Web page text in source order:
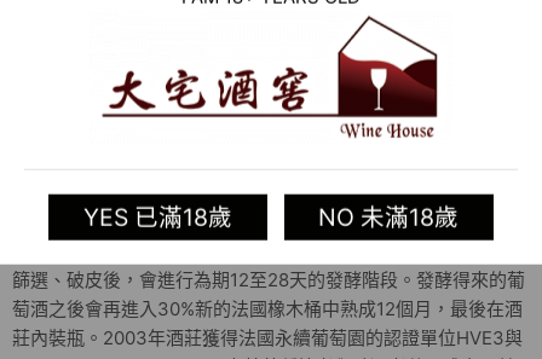
YES 已滿18歲 NO 未滿18歲
的第三代成員雖然開枝散葉，各有各的莊園事業，整個家族加總
擁有的酒莊超過三十家，而葡萄園面積加總多達 1300 公頃，且
幾乎都是法國波爾多地區的名莊名園。
莊園的葡萄園面積約29.5公頃，葡萄品種的栽種比例為43%
Petit Verdot，而葡萄樹的平均樹齡為25年。用來栽培這些葡萄
樹的土壤為礫石，還帶有黏土，屬石灰岩層。當葡萄達到理想的
篩選、破皮後，會進行為期12至28天的發酵階段。發酵得來的葡
萄酒之後會再進入30%新的法國橡木桶中熟成12個月，最後在酒
莊內裝瓶。2003年酒莊獲得法國永續葡萄園的認證單位HVE3與